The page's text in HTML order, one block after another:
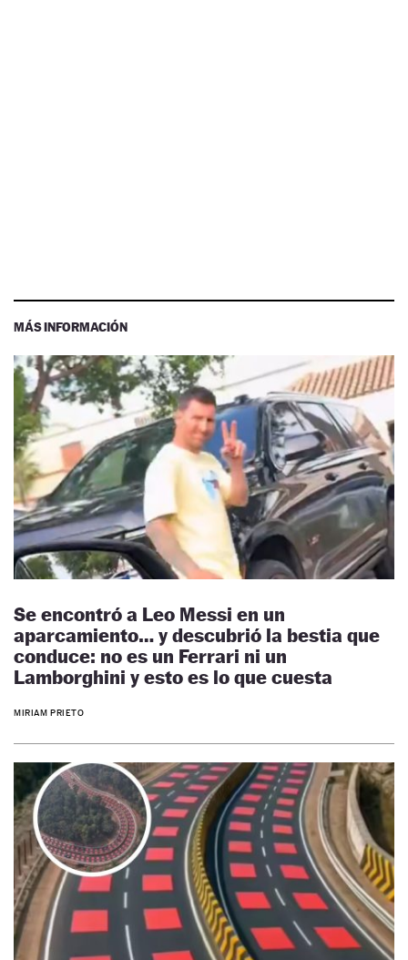
MÁS INFORMACIÓN
Se encontró a Leo Messi en un
aparcamiento… y descubrió la bestia que
conduce: no es un Ferrari ni un
Lamborghini y esto es lo que cuesta
MIRIAM PRIETO